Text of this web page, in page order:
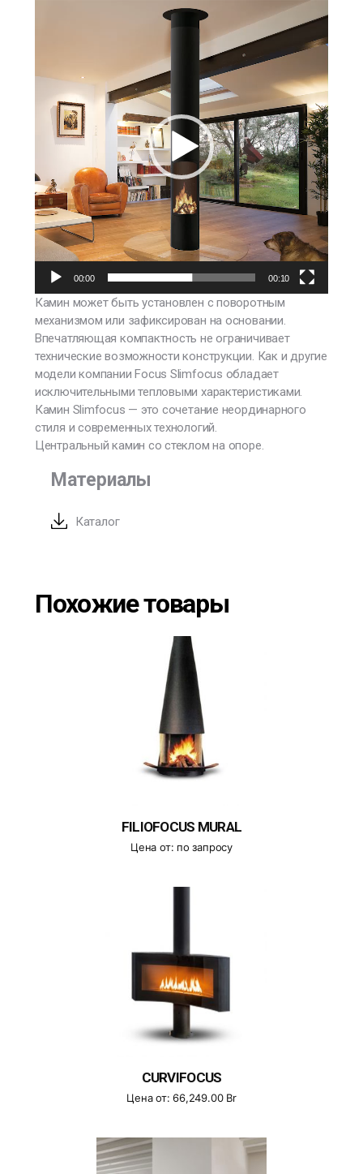
п
00:00 00:10
Камин может быть установлен с поворотным
механизмом или зафиксирован на основании.
Впечатляющая компактность не ограничивает
технические возможности конструкции. Как и другие
модели компании Focus Slimfocus обладает
исключительными тепловыми характеристиками.
Камин Slimfocus — это сочетание неординарного
стиля и современных технологий.
Центральный камин со стеклом на опоре.
Материалы
Каталог
Похожие товары
FILIOFOCUS MURAL
Цена от: по запросу
CURVIFOCUS
Цена от:66,249.00 Br